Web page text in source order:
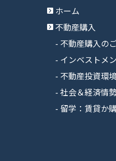
ホーム
不動産購入
不動産購入の
インベストメ
不動産投資環
社会＆経済情
留学：賃貸か